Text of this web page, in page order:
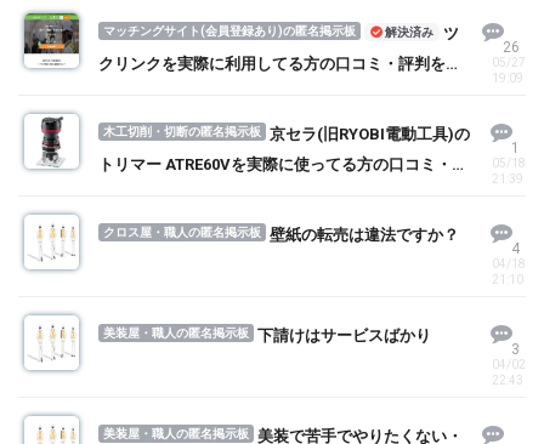
マッチングサイト(会員登録あり)の匿名掲示板 解決済み
ツ
クリンクを実際に利用してる方の口コミ・評判を求
26
05/27
19:09
木工切削・切断の匿名掲示板
京セラ(旧RYOBI電動工具)の
トリマー ATRE60Vを実際に使ってる方の口コミ・評
1
05/18
21:39
クロス屋・職人の匿名掲示板 壁紙の転売は違法ですか？
4
04/18
21:10
美装屋・職人の匿名掲示板 下請けはサービスばかり
3
04/02
22:43
美装屋・職人の匿名掲示板
美装で苦手でやりたくない・